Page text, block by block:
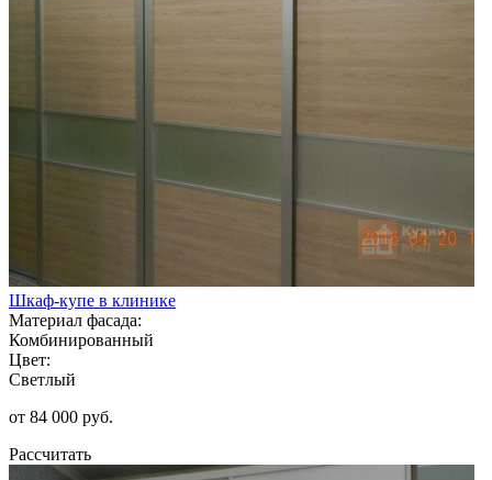
Шкаф-купе в клинике
Материал фасада:
Комбинированный
Цвет:
Светлый
от 84 000 руб.
Рассчитать